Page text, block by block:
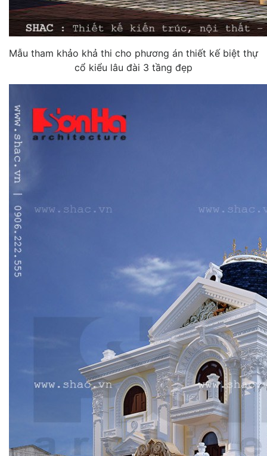
Mẫu tham khảo khả thi cho phương án thiết kế biệt thự
cổ kiểu lâu đài 3 tầng đẹp